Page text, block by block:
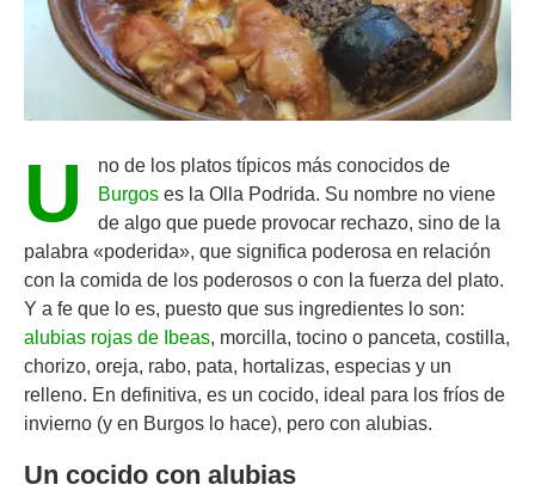
U
no de los platos típicos más conocidos de
Burgos es la Olla Podrida. Su nombre no viene
de algo que puede provocar rechazo, sino de la
palabra «poderida», que significa poderosa en relación
con la comida de los poderosos o con la fuerza del plato.
Y a fe que lo es, puesto que sus ingredientes lo son:
alubias rojas de Ibeas, morcilla, tocino o panceta, costilla,
chorizo, oreja, rabo, pata, hortalizas, especias y un
relleno. En definitiva, es un cocido, ideal para los fríos de
invierno (y en Burgos lo hace), pero con alubias.
Un cocido con alubias